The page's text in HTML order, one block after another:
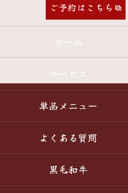
ご予約はこちら
ホーム
サービス
単品メニュー
よくある質問
黒毛和牛